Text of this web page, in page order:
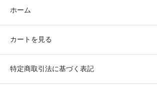
ホーム
カートを見る
特定商取引法に基づく表記